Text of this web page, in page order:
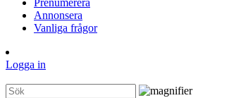
Prenumerera
Annonsera
Vanliga frågor
Logga in